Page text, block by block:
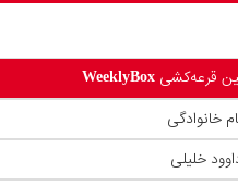
قرعه‌کشیWeeklyBox
خانوادگی
خلیلی